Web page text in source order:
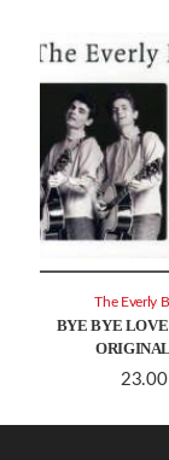
BYE BYE
23.00
The Everly